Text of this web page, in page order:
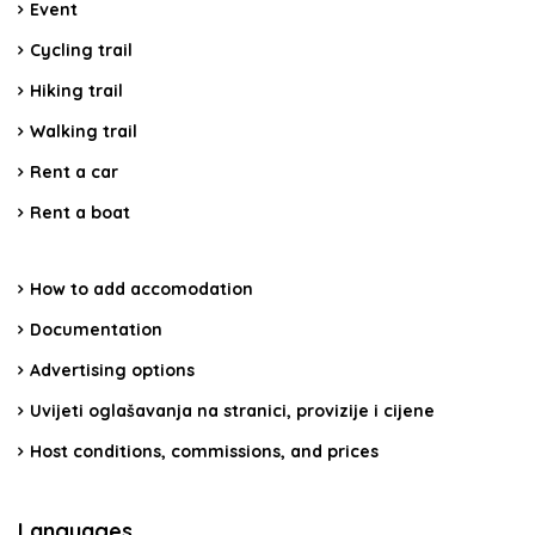
Event
Cycling trail
Hiking trail
Walking trail
Rent a car
Rent a boat
How to add accomodation
Documentation
Advertising options
Uvijeti oglašavanja na stranici, provizije i cijene
Host conditions, commissions, and prices